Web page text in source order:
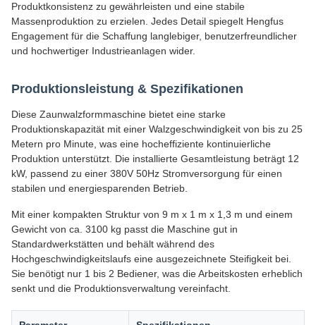
Produktkonsistenz zu gewährleisten und eine stabile
Massenproduktion zu erzielen. Jedes Detail spiegelt Hengfus
Engagement für die Schaffung langlebiger, benutzerfreundlicher
und hochwertiger Industrieanlagen wider.
Produktionsleistung & Spezifikationen
Diese Zaunwalzformmaschine bietet eine starke
Produktionskapazität mit einer Walzgeschwindigkeit von bis zu 25
Metern pro Minute, was eine hocheffiziente kontinuierliche
Produktion unterstützt. Die installierte Gesamtleistung beträgt 12
kW, passend zu einer 380V 50Hz Stromversorgung für einen
stabilen und energiesparenden Betrieb.
Mit einer kompakten Struktur von 9 m x 1 m x 1,3 m und einem
Gewicht von ca. 3100 kg passt die Maschine gut in
Standardwerkstätten und behält während des
Hochgeschwindigkeitslaufs eine ausgezeichnete Steifigkeit bei.
Sie benötigt nur 1 bis 2 Bediener, was die Arbeitskosten erheblich
senkt und die Produktionsverwaltung vereinfacht.